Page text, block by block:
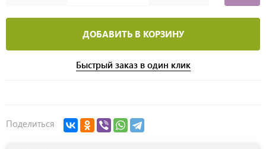
ДОБАВИТЬ В КОРЗИНУ
Быстрый заказ в один клик
Поделиться